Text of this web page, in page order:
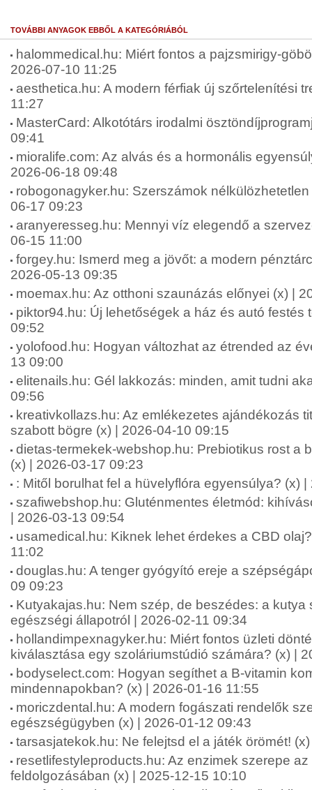
TOVÁBBI ANYAGOK EBBŐL A KATEGÓRIÁBÓL
halommedical.hu: Miért fontos a pajzsmirigy-
2026-07-10 11:25
aesthetica.hu: A modern férfiak új szőrtelenítési
11:27
MasterCard: Alkotótárs irodalmi
09:41
mioralife.com: Az alvás és a hormonális
2026-06-18 09:48
robogonagyker.hu: Szerszámok
06-17 09:23
aranyeresseg.hu: Mennyi víz elegendő a
06-15 11:00
forgey.hu: Ismerd meg a jövőt: a modern
2026-05-13 09:35
moemax.hu: Az otthoni szaunázás előnyei (x) |
piktor94.hu: Új lehetőségek a ház és autó festés
09:52
yolofood.hu: Hogyan változhat az étrended az
13 09:00
elitenails.hu: Gél lakkozás: minden, amit tudni
09:56
kreativkollazs.hu: Az emlékezetes ajándékozás
szabott bögre (x) | 2026-04-10 09:15
dietas-termekek-webshop.hu: Prebiotikus rost a
(x) | 2026-03-17 09:23
: Mitől borulhat fel a hüvelyflóra egyensúlya? (x)
szafiwebshop.hu: Gluténmentes életmód:
| 2026-03-13 09:54
usamedical.hu: Kiknek lehet érdekes a CBD
11:02
douglas.hu: A tenger gyógyító ereje a
09 09:23
Kutyakajas.hu: Nem szép, de beszédes: a kutya
egészségi állapotról | 2026-02-11 09:34
hollandimpexnagyker.hu: Miért fontos üzleti
kiválasztása egy szoláriumstúdió számára? (x) |
bodyselect.com: Hogyan segíthet a B-vitamin
mindennapokban? (x) | 2026-01-16 11:55
moriczdental.hu: A modern fogászati rendelők
egészségügyben (x) | 2026-01-12 09:43
tarsasjatekok.hu: Ne felejtsd el a játék örömét!
resetlifestyleproducts.hu: Az enzimek szerepe
feldolgozásában (x) | 2025-12-15 10:10